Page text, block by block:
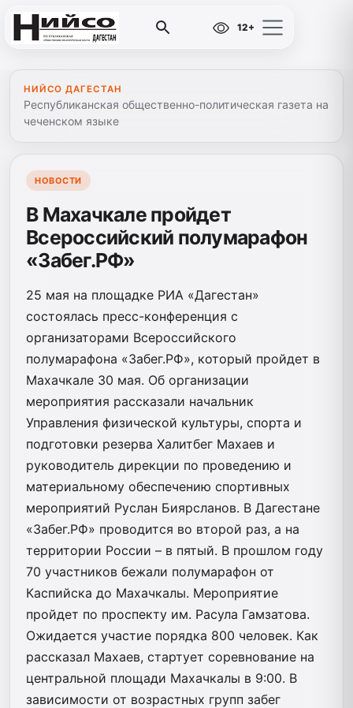
12+
НИЙСО ДАГЕСТАН
Республиканская общественно-политическая газета на
чеченском языке
НОВОСТИ
В Махачкале пройдет
Всероссийский полумарафон
«Забег.РФ»
25 мая на площадке РИА «Дагестан»
состоялась пресс-конференция с
организаторами Всероссийского
полумарафона «Забег.РФ», который пройдет в
Махачкале 30 мая. Об организации
мероприятия рассказали начальник
Управления физической культуры, спорта и
подготовки резерва Халитбег Махаев и
руководитель дирекции по проведению и
материальному обеспечению спортивных
мероприятий Руслан Биярсланов. В Дагестане
«Забег.РФ» проводится во второй раз, а на
территории России – в пятый. В прошлом году
70 участников бежали полумарафон от
Каспийска до Махачкалы. Мероприятие
пройдет по проспекту им. Расула Гамзатова.
Ожидается участие порядка 800 человек. Как
рассказал Махаев, стартует соревнование на
центральной площади Махачкалы в 9:00. В
зависимости от возрастных групп забег